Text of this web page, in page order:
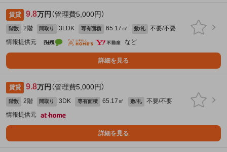
賃貸 9.8万円 （管理費5,000円）
階数 2階 間取り 3LDK 専有面積 65.17㎡ 敷/礼
不要/不要
情報提供元
など
詳細を見る
賃貸 9.8万円 （管理費5,000円）
階数 2階 間取り 3DK 専有面積 65.17㎡ 敷/礼
不要/不要
情報提供元
詳細を見る